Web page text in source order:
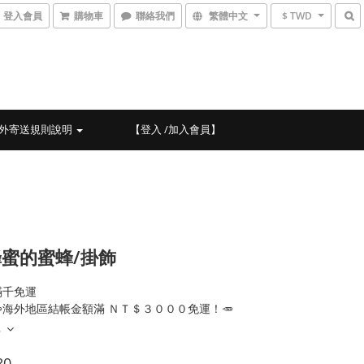
登入會員 購物車 聯絡我們 繁體中文 $ TWD
寄送規則說明 【登入 /加入會員】
的蜜蜂/掛飾
免運
外地區結帳金額滿 ＮＴ＄３０００免運！🥕